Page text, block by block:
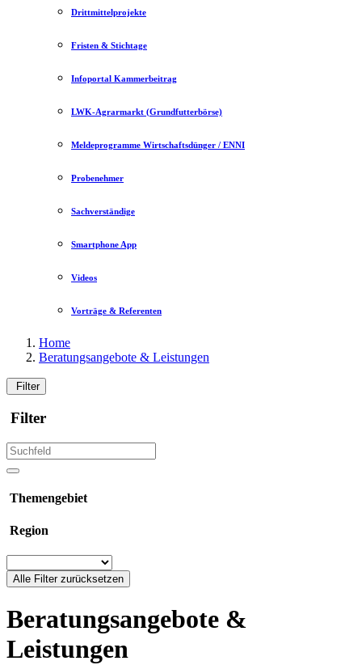
Drittmittelprojekte
Fristen & Stichtage
Infoportal Kammerbeitrag
LWK-Agrarmarkt (Grundfutterbörse)
Meldeprogramme Wirtschaftsdünger / ENNI
Probenehmer
Sachverständige
Smartphone App
Videos
Vorträge & Referenten
Home
Beratungsangebote & Leistungen
Filter
Filter
Themengebiet
Region
Alle Filter zurücksetzen
Beratungsangebote &
Leistungen